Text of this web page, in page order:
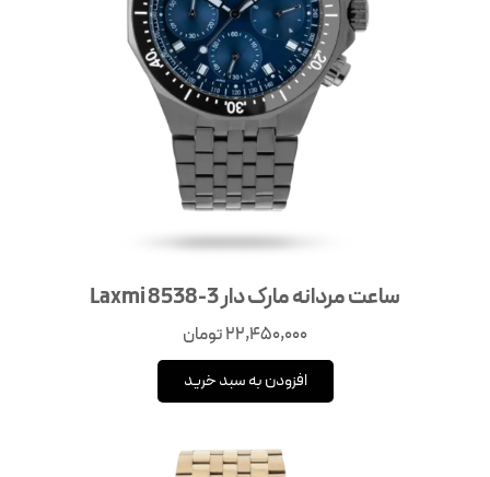
ساعت مردانه مارک دار Laxmi 8538-3
22,450,000تومان
افزودن به سبد خرید